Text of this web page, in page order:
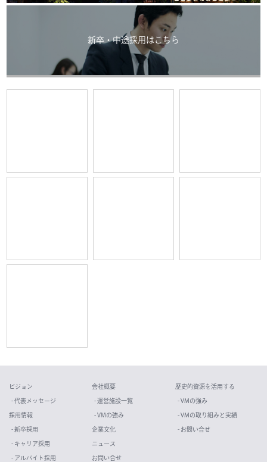
新卒・中途採用はこちら
ビジョン
- 代表メッセージ
採用情報
- 新卒採用
- キャリア採用
- アルバイト採用
会社概要
- 運営施設一覧
- VMの強み
企業文化
ニュース
お問い合せ
歴史的資源を活用する
- VMの強み
- VMの取り組みと実績
- お問い合せ